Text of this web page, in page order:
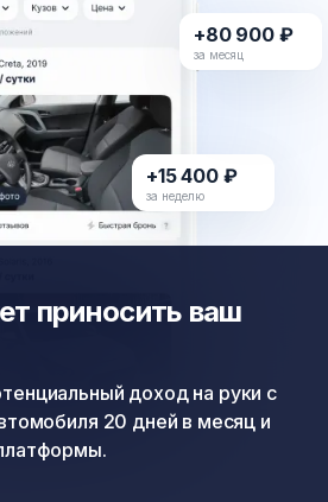
+15 400 ₽
за неделю
+80 900 ₽
за месяц
приносить ваш
доход на руки с
20 дней в месяц и